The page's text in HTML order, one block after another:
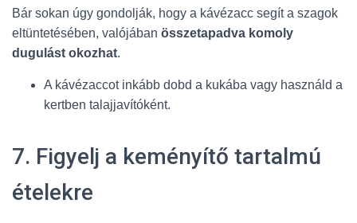
Bár sokan úgy gondolják, hogy a kávézacc segít a szagok
eltüntetésében, valójában összetapadva komoly
dugulást okozhat.
A kávézaccot inkább dobd a kukába vagy használd a
kertben talajjavítóként.
7. Figyelj a keményítő tartalmú
ételekre